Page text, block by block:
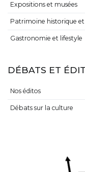
Expositions et musées
Patrimoine historique
Gastronomie et lifestyle
DÉBATS ET
Nos éditos
Débats sur la culture